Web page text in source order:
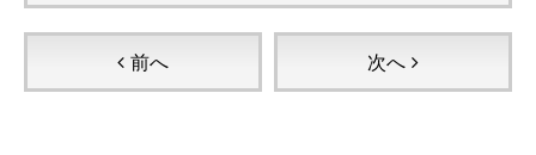
前へ 次へ